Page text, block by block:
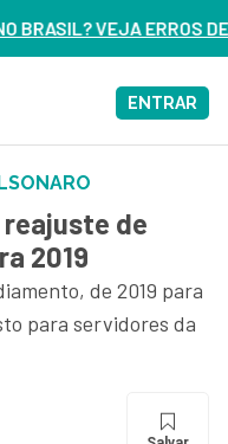
– ASSISTA AGORA
ENTRAR
de
2019
de 2019 para
para servidores da